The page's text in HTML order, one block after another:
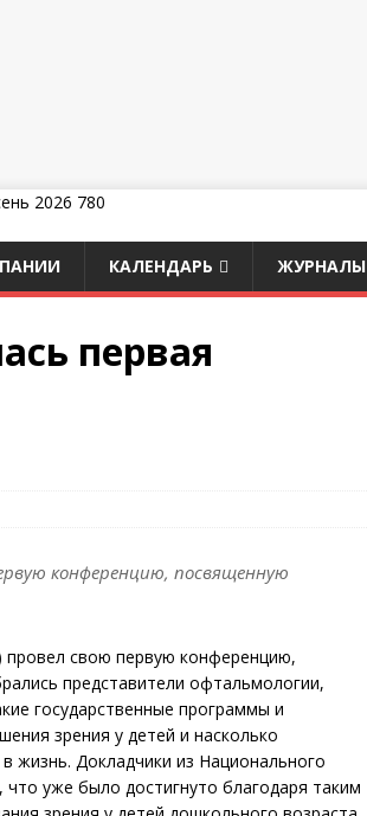
КАЛЕНДАРЬ ЖУРНАЛЫ
первая
конференцию, посвященную
провел свою первую конференцию,
представители офтальмологии,
государственные программы и
зрения у детей и насколько
жизнь. Докладчики из Национального
что уже было достигнуто благодаря таким